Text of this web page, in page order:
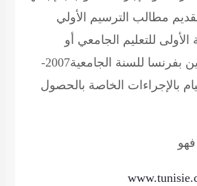
مطالب الترسيم الأولي
للتعليم الجامعي أو
بمدارس المهندسين بفرنسا للسنة الجامعية2007-
بالإجراءات الخاصة بالحصول
فهو